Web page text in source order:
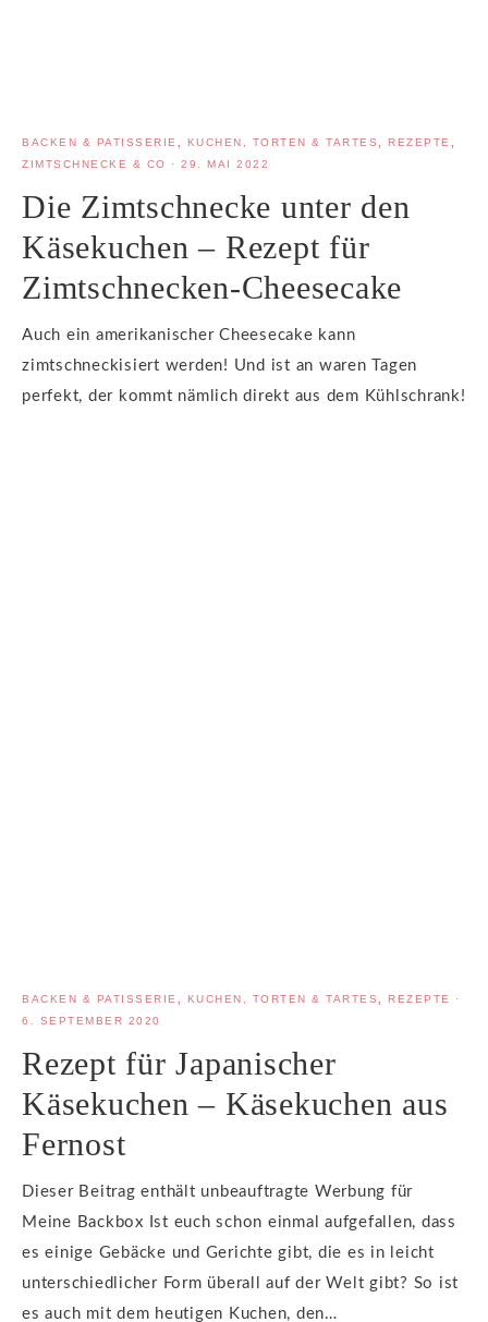
BACKEN & PATISSERIE KUCHEN, TORTEN & TARTES REZEPTE
ZIMTSCHNECKE & CO
· 29. MAI 2022
Die Zimtschnecke unter den
Käsekuchen – Rezept für
Zimtschnecken-Cheesecake
Auch ein amerikanischer Cheesecake kann
zimtschneckisiert werden! Und ist an waren Tagen
perfekt, der kommt nämlich direkt aus dem Kühlschrank!
BACKEN & PATISSERIE, KUCHEN, TORTEN & TARTES, REZEPTE
·
6. SEPTEMBER 2020
Rezept für Japanischer
Käsekuchen – Käsekuchen aus
Fernost
Dieser Beitrag enthält unbeauftragte Werbung für
Meine Backbox Ist euch schon einmal aufgefallen, dass
es einige Gebäcke und Gerichte gibt, die es in leicht
unterschiedlicher Form überall auf der Welt gibt? So ist
es auch mit dem heutigen Kuchen, den…